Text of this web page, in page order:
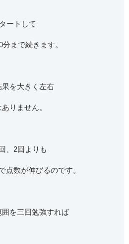
ートして
まで続きます。
を大きく左右
りません。
、2回よりも
点数が伸びるのです。
を三回勉強すれば